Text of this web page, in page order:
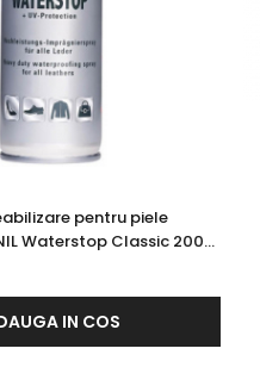
pentru piele
Waterstop Classic 200
IN COS